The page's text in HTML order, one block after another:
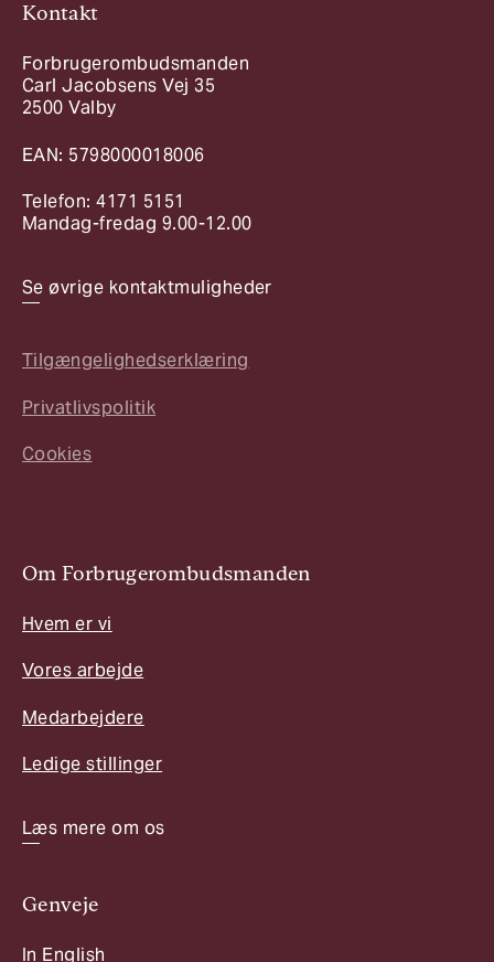
Kontakt
Forbrugerombudsmanden
Carl Jacobsens Vej 35
2500 Valby
EAN: 5798000018006
Telefon: 4171 5151
Mandag-fredag 9.00-12.00
Se øvrige kontaktmuligheder
Tilgængelighedserklæring
Privatlivspolitik
Cookies
Om Forbrugerombudsmanden
Hvem er vi
Vores arbejde
Medarbejdere
Ledige stillinger
Læs mere om os
Genveje
In English